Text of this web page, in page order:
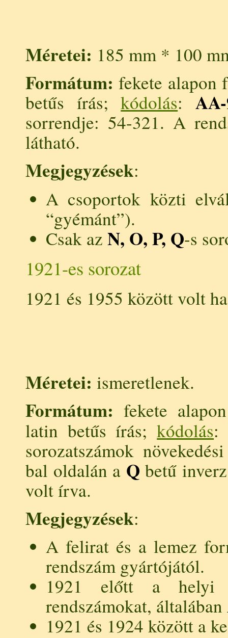
Méretei: 185 mm * 100
Formátum: fekete alapon
betűs írás;kódolás:
sorrendje: 54-321. A
látható.
Megjegyzések:
A csoportok közti
“gyémánt”).
Csak az N, O, P, Q-s
1921-es sorozat
1921 és 1955 között volt
Méretei: ismeretlenek.
Formátum: fekete
latin betűs írás;kódolás:
sorozatszámok
bal oldalán a Q betű
volt írva.
Megjegyzések:
A felirat és a lemez
rendszám gyártójától.
1921 előtt a helyi
rendszámokat, általában
1921 és 1924 között a